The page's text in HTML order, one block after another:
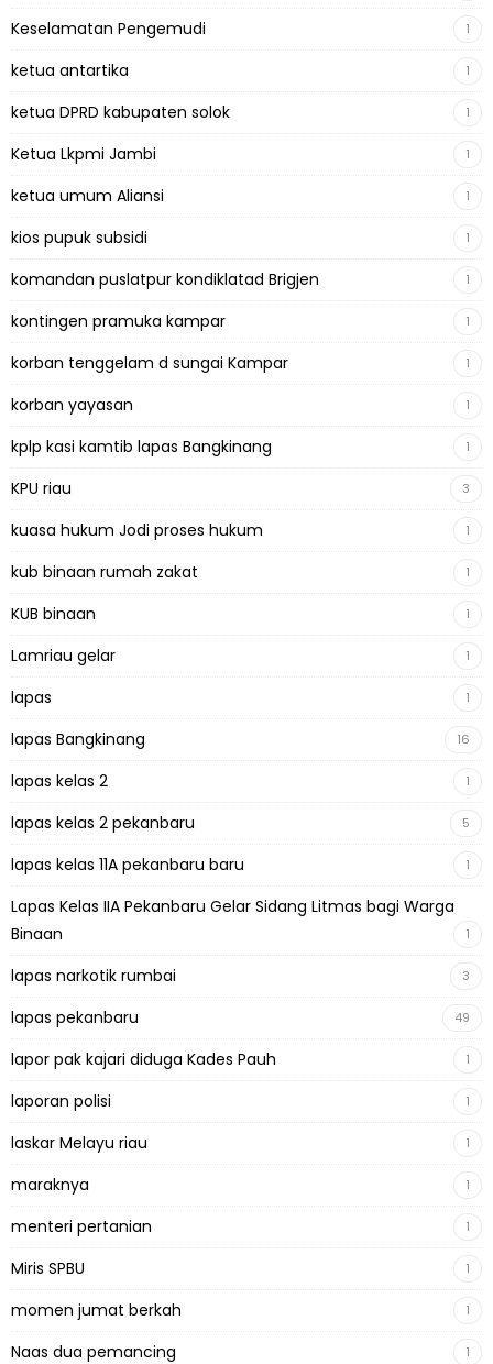
Keselamatan Pengemudi 1
ketua antartika 1
ketua DPRD kabupaten solok 1
Ketua Lkpmi Jambi 1
ketua umum Aliansi 1
kios pupuk subsidi 1
komandan puslatpur kondiklatad Brigjen 1
kontingen pramuka kampar 1
korban tenggelam d sungai Kampar 1
korban yayasan 1
kplp kasi kamtib lapas Bangkinang 1
KPU riau 3
kuasa hukum Jodi proses hukum 1
kub binaan rumah zakat 1
KUB binaan 1
Lamriau gelar 1
lapas 1
lapas Bangkinang 16
lapas kelas 2 1
lapas kelas 2 pekanbaru 5
lapas kelas 11A pekanbaru baru 1
Lapas Kelas IIA Pekanbaru Gelar Sidang Litmas bagi Warga
Binaan
1
lapas narkotik rumbai 3
lapas pekanbaru 49
lapor pak kajari diduga Kades Pauh 1
laporan polisi 1
laskar Melayu riau 1
maraknya 1
menteri pertanian 1
Miris SPBU 1
momen jumat berkah 1
Naas dua pemancing 1